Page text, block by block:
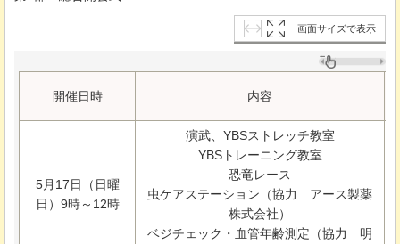
画面サイズで表示
開催日時 内容
5月17日（日曜
日）9時～12時
演武、YBSストレッチ教室
YBSトレーニング教室
恐竜レース
虫ケアステーション（協力
アース製薬
株式会社）
ベジチェック・血管年齢測定（協力
明